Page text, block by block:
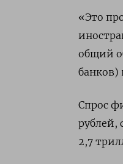
«Это
общий
банков)
Спрос
рублей,
2,7